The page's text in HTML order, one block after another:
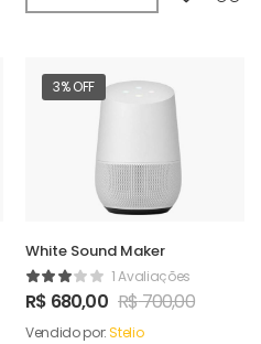
3% OFF
White Sound Maker
1 Avaliações
R$ 680,00 R$700,00
Vendido por:Stelio